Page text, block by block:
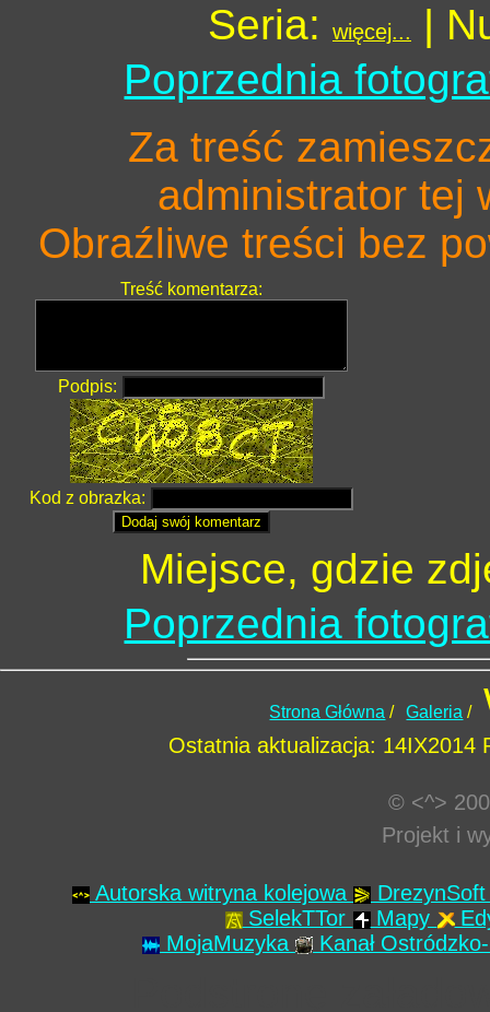
Seria:
więcej...
|
Poprzednia
Za treść
administrator tej
Obraźliwe treści bez
Treść komentarza:
Podpis:
Kod z obrazka:
Miejsce, gdzie
Poprzednia
Strona Główna / Galeria /
Ostatnia aktualizacja: 14IX2014
© <^>
Projekt i
Autorska witryna kolejowa
SelekTTor
Mapy
MojaMuzyka
Kanał